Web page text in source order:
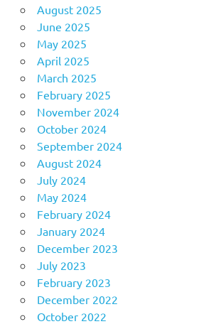
August 2025
June 2025
May 2025
April 2025
March 2025
February 2025
November 2024
October 2024
September 2024
August 2024
July 2024
May 2024
February 2024
January 2024
December 2023
July 2023
February 2023
December 2022
October 2022